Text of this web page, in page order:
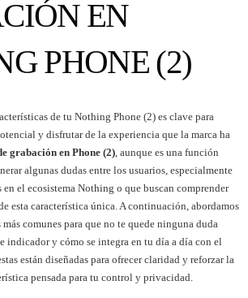
EN
PHONE (2)
de tu Nothing Phone (2) es clave para
y disfrutar de la experiencia que la marca ha
grabación en Phone (2), aunque es una función
algunas dudas entre los usuarios, especialmente
el ecosistema Nothing o que buscan comprender
esta característica única. A continuación, abordamos
comunes para que no te quede ninguna duda
indicador y cómo se integra en tu día a día con el
están diseñadas para ofrecer claridad y reforzar la
pensada para tu control y privacidad.